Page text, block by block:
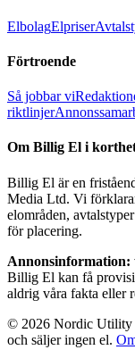
ElbolagElpriser
Förtroende
Så jobbar vi
riktlinjer
Om Billig El i
Billig El är en
Media Ltd. Vi
elområden,
för placering.
Annonsinformation:
Billig El kan få
aldrig våra fakta eller
© 2026 Nordic Utility
och säljer ingen el.